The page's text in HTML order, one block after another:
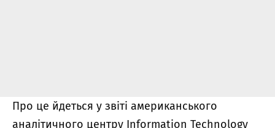
Про це йдеться у звіті американського
аналітичного центру Information Technology